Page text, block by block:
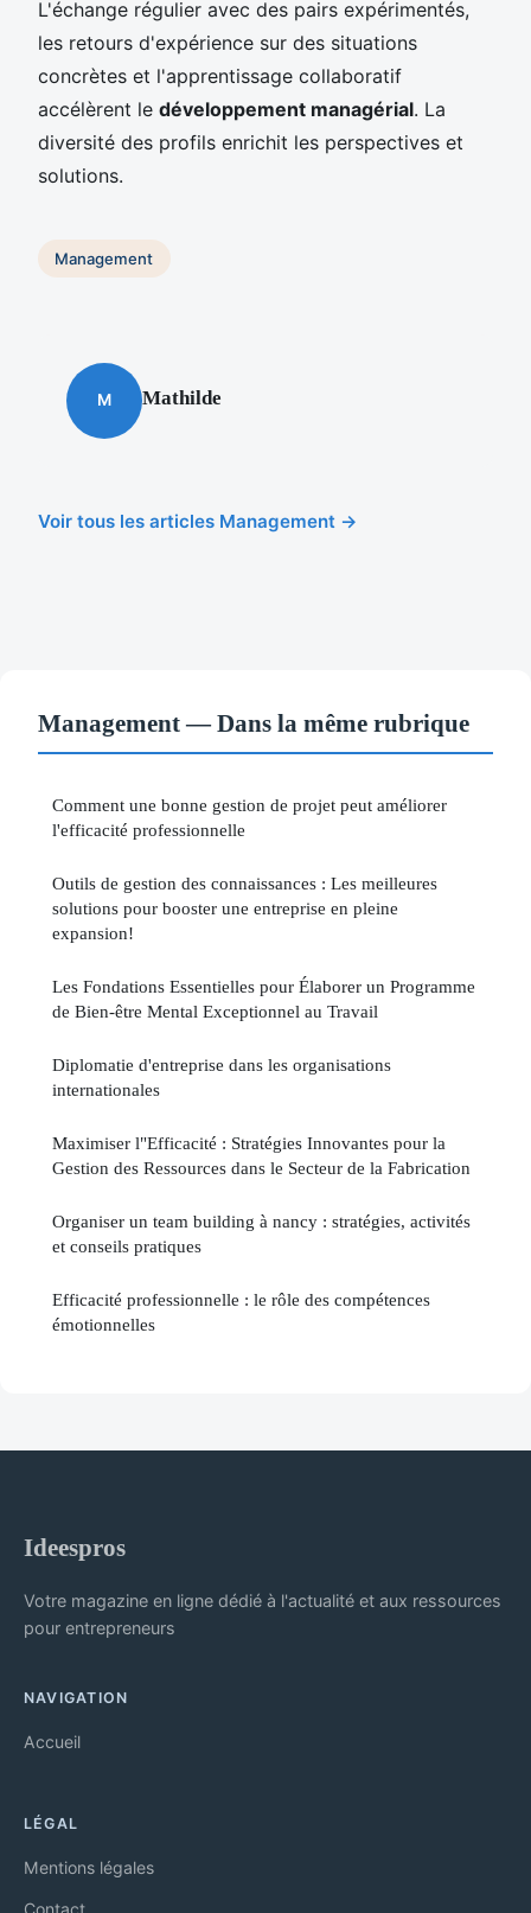
L'échange régulier avec des pairs expérimentés,
les retours d'expérience sur des situations
concrètes et l'apprentissage collaboratif
accélèrent le développement managérial. La
diversité des profils enrichit les perspectives et
solutions.
Management
M Mathilde
Voir tous les articles Management →
Management — Dans la même rubrique
Comment une bonne gestion de projet peut améliorer
l'efficacité professionnelle
Outils de gestion des connaissances : Les meilleures
solutions pour booster une entreprise en pleine
expansion!
Les Fondations Essentielles pour Élaborer un Programme
de Bien-être Mental Exceptionnel au Travail
Diplomatie d'entreprise dans les organisations
internationales
Maximiser l"Efficacité : Stratégies Innovantes pour la
Gestion des Ressources dans le Secteur de la Fabrication
Organiser un team building à nancy : stratégies, activités
et conseils pratiques
Efficacité professionnelle : le rôle des compétences
émotionnelles
Ideespros
Votre magazine en ligne dédié à l'actualité et aux ressources
pour entrepreneurs
NAVIGATION
Accueil
LÉGAL
Mentions légales
Contact